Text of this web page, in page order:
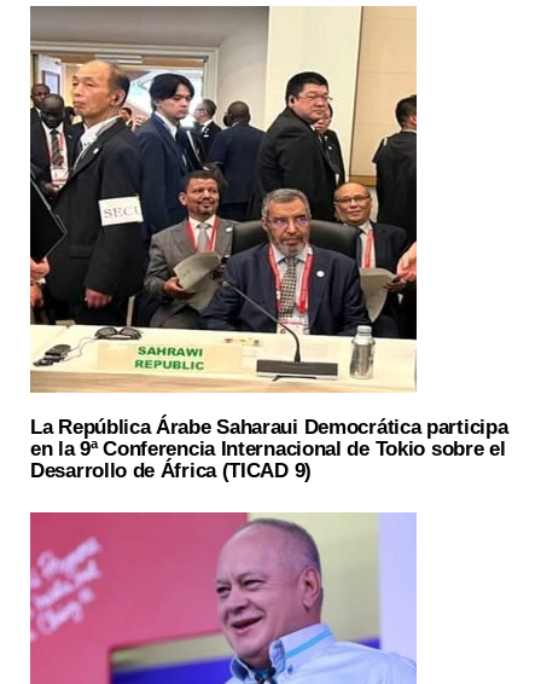
La República Árabe Saharaui Democrática participa
en la 9ª Conferencia Internacional de Tokio sobre el
Desarrollo de África (TICAD 9)